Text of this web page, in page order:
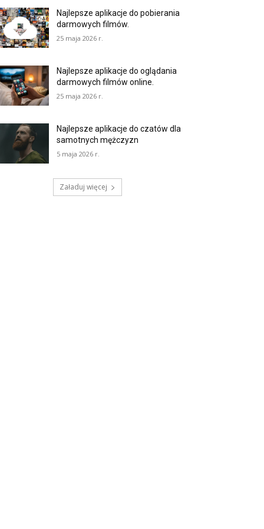
Najlepsze aplikacje do pobierania
darmowych filmów.
25 maja 2026 r.
Najlepsze aplikacje do oglądania
darmowych filmów online.
25 maja 2026 r.
Najlepsze aplikacje do czatów dla
samotnych mężczyzn
5 maja 2026 r.
Załaduj więcej